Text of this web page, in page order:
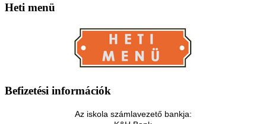
Heti menü
Befizetési információk
Az iskola számlavezető bankja: